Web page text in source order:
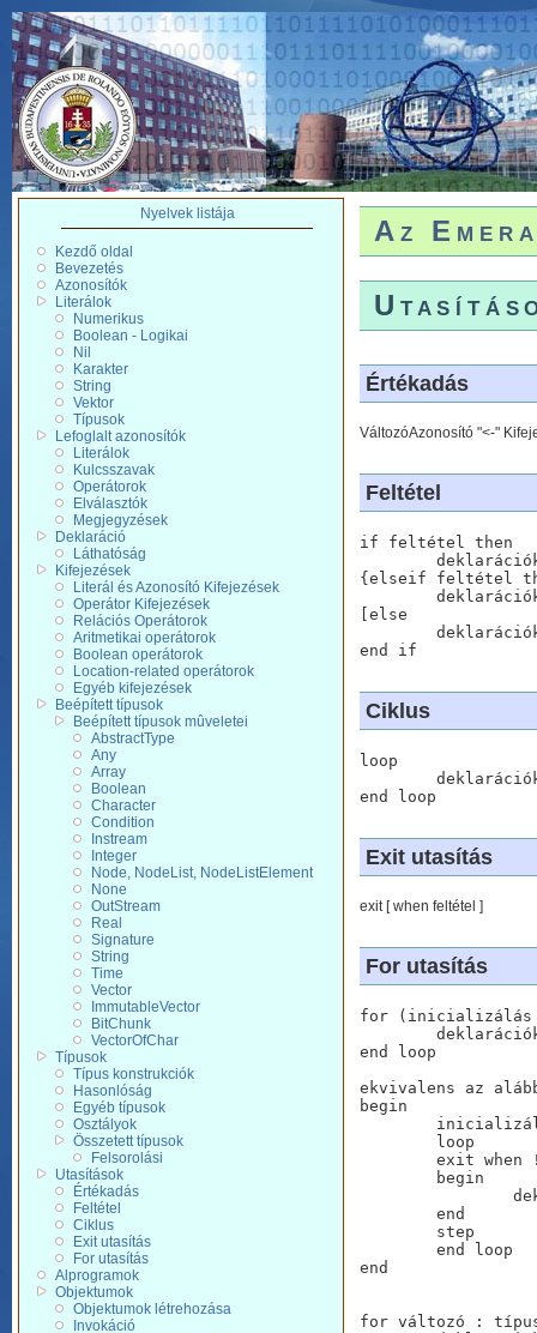
Nyelvek listája
Kezdő oldal
Bevezetés
Azonosítók
Literálok
Numerikus
Boolean - Logikai
Nil
Karakter
String
Vektor
Típusok
Lefoglalt azonosítók
Literálok
Kulcsszavak
Operátorok
Elválasztók
Megjegyzések
Deklaráció
Láthatóság
Kifejezések
Literál és Azonosító Kifejezések
Operátor Kifejezések
Relációs Operátorok
Aritmetikai operátorok
Boolean operátorok
Location-related operátorok
Egyéb kifejezések
Beépített típusok
Beépített típusok mûveletei
AbstractType
Any
Array
Boolean
Character
Condition
Instream
Integer
Node, NodeList, NodeListElement
None
OutStream
Real
Signature
String
Time
Vector
ImmutableVector
BitChunk
VectorOfChar
Típusok
Típus konstrukciók
Hasonlóság
Egyéb típusok
Osztályok
Összetett típusok
Felsorolási
Utasítások
Értékadás
Feltétel
Ciklus
Exit utasítás
For utasítás
Alprogramok
Objektumok
Objektumok létrehozása
Invokáció
Az
Értékadás
VáltozóAzonosító "<-"
Feltétel
if feltétel then
{elseif feltétel
[else
end if
Ciklus
loop
end loop
Exit utasítás
exit [ when feltétel ]
For utasítás
for
end loop
ekvivalens az
begin
end
for változó :